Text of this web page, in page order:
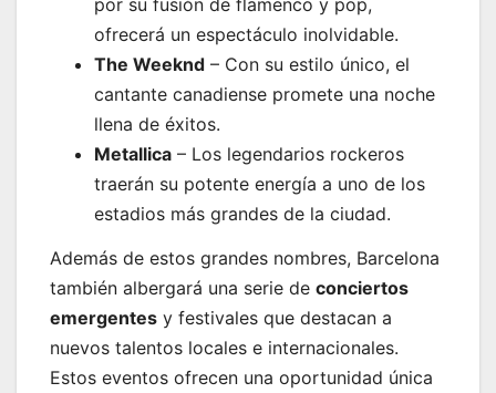
por su fusión de flamenco y pop,
ofrecerá un espectáculo inolvidable.
The Weeknd – Con su estilo único, el
cantante canadiense promete una noche
llena de éxitos.
Metallica – Los legendarios rockeros
traerán su potente energía a uno de los
estadios más grandes de la ciudad.
Además de estos grandes nombres, Barcelona
también albergará una serie de conciertos
emergentes y festivales que destacan a
nuevos talentos locales e internacionales.
Estos eventos ofrecen una oportunidad única